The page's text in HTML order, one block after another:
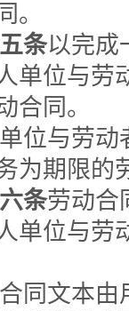
。
条以完成
单位与劳
合同。
位与劳动
为期限的
条劳动合
单位与劳
同文本由